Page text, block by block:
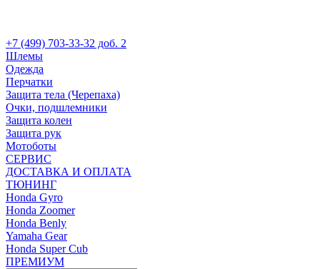
+7 (499) 703-33-32 доб. 2
Шлемы
Одежда
Перчатки
Защита тела (Черепаха)
Очки, подшлемники
Защита колен
Защита рук
Мотоботы
СЕРВИС
ДОСТАВКА И ОПЛАТА
ТЮНИНГ
Honda Gyro
Honda Zoomer
Honda Benly
Yamaha Gear
Honda Super Cub
ПРЕМИУМ